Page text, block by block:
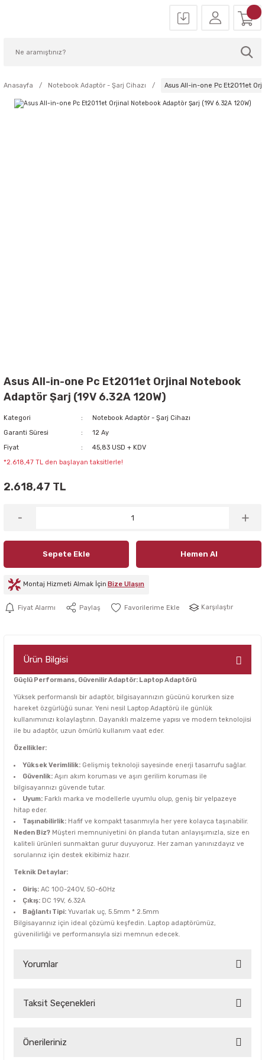
Anasayfa Notebook Adaptör - Şarj Cihazı Asus All-in-one Pc Et2011et
Asus All-in-one Pc Et2011et Orjinal Notebook
Adaptör Şarj (19V 6.32A 120W)
Kategori
Notebook Adaptör - Şarj Cihazı
Garanti Süresi
12 Ay
Fiyat
45,83 USD + KDV
*2.618,47 TL den başlayan taksitlerle!
2.618,47 TL
Sepete Ekle Hemen Al
Montaj Hizmeti Almak İçin Bize Ulaşın
Fiyat Alarmı Paylaş Karşılaştır
Ürün Bilgisi
Güçlü Performans, Güvenilir Adaptör: Laptop Adaptörü
Yüksek performanslı bir adaptör, bilgisayarınızın gücünü korurken size
hareket özgürlüğü sunar. Yeni nesil Laptop Adaptörü ile günlük
kullanımınızı kolaylaştırın. Dayanıklı malzeme yapısı ve modern teknolojisi
ile bu adaptör, uzun ömürlü kullanım vaat eder.
Özellikler:
Yüksek Verimlilik: Gelişmiş teknoloji sayesinde enerji tasarrufu sağlar.
Güvenlik: Aşırı akım koruması ve aşırı gerilim koruması ile
bilgisayarınızı güvende tutar.
Uyum: Farklı marka ve modellerle uyumlu olup, geniş bir yelpazeye
hitap eder.
Taşınabilirlik: Hafif ve kompakt tasarımıyla her yere kolayca taşınabilir.
Neden Biz? Müşteri memnuniyetini ön planda tutan anlayışımızla, size en
kaliteli ürünleri sunmaktan gurur duyuyoruz. Her zaman yanınızdayız ve
sorularınız için destek ekibimiz hazır.
Teknik Detaylar:
Giriş: AC 100-240V, 50-60Hz
Çıkış: DC 19V, 6.32A
Bağlantı Tipi: Yuvarlak uç, 5.5mm * 2.5mm
Bilgisayarınız için ideal çözümü keşfedin. Laptop adaptörümüz,
güvenilirliği ve performansıyla sizi memnun edecek.
Yorumlar
Bu ürüne ilk yorumu siz yapın!
Taksit Seçenekleri
Önerileriniz